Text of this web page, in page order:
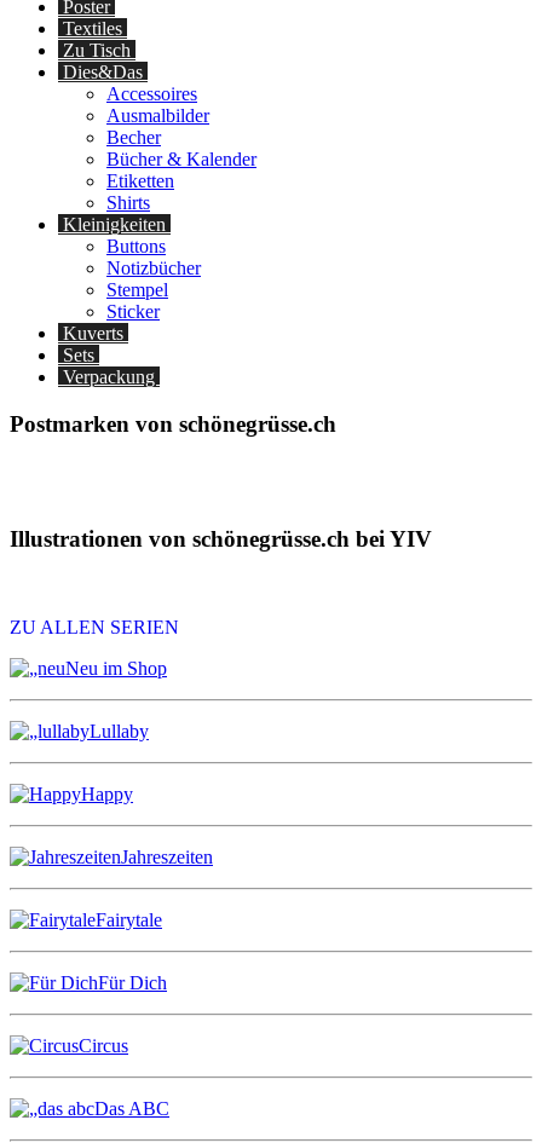
Poster
Textiles
Zu Tisch
Dies&Das
Accessoires
Ausmalbilder
Becher
Bücher & Kalender
Etiketten
Shirts
Kleinigkeiten
Buttons
Notizbücher
Stempel
Sticker
Kuverts
Sets
Verpackung
Postmarken von schönegrüsse.ch
Illustrationen von schönegrüsse.ch bei YIV
ZU ALLEN SERIEN
Neu im Shop
Lullaby
Happy
Jahreszeiten
Fairytale
Für Dich
Circus
Das ABC